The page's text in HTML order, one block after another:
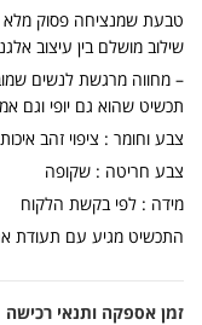
טבעת שמנציחה פסוק
שילוב מושלם בין עיצוב
– מחווה מרגשת לנשים
תכשיט שהוא גם יופי וגם
צבע וחומר : ציפוי זהב
צבע חריטה : שקופה
מידה : לפי בקשת הלקוח
התכשיט מגיע עם תעודת
זמן אספקה ותנאי רכישה